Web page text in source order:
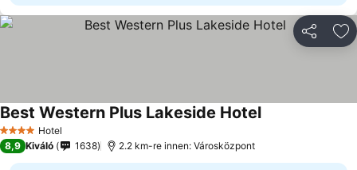
4 KategóriaHotel
Best Western Plus Lakeside Hotel
8,9 Kiváló 1638 2.2 km-re innen: Városközpont